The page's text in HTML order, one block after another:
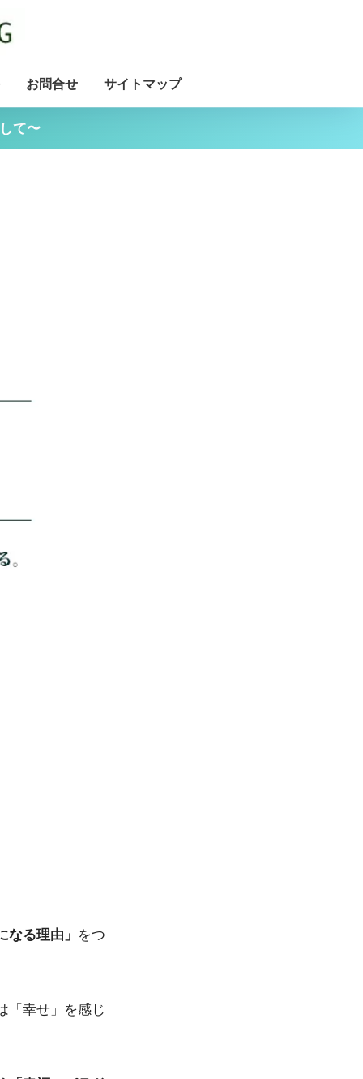
お問合せ サイトマップ
て〜
なる理由」 をつ
「幸せ」を感じ